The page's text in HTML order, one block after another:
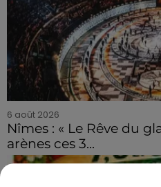
6 août 2026
Nîmes : « Le Rêve du
arènes ces 3...